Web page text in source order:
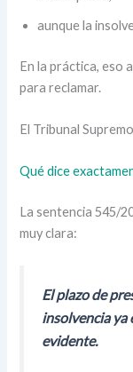
aunque la
En la práctica, eso
para reclamar.
El Tribunal
Qué dice
La sentencia 545/
muy clara:
El plazo de
insolvencia ya
evidente.